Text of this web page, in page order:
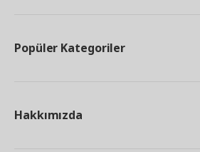
Popüler Kategoriler
Hakkımızda